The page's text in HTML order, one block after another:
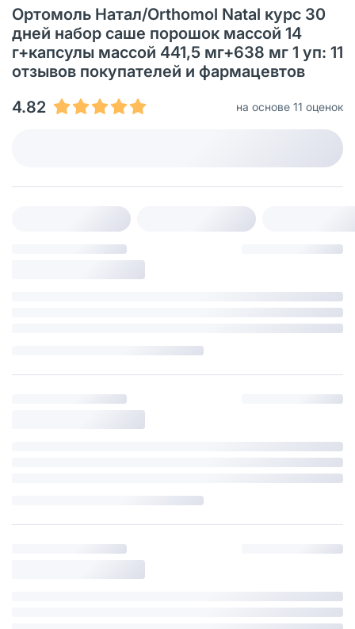
Ортомоль Натал/Orthomol Natal курс 30
дней набор саше порошок массой 14
г+капсулы массой 441,5 мг+638 мг 1 уп: 11
отзывов покупателей и фармацевтов
4.82
на основе 11 оценок